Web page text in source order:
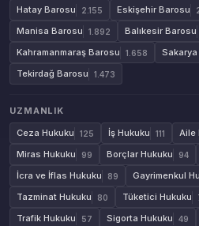
Hatay Barosu 2.155 Eskişehir Barosu
Manisa Barosu 1.892 Balıkesir Barosu
Kahramanmaraş Barosu 1.658
Tekirdağ Barosu 1.473
UZMANLIK
Ceza Hukuku
125 İş Hukuku 111 Aile
Miras Hukuku 99 Borçlar Hukuku 94
İcra ve İflas Hukuku 89 Gayrimenkul
Tazminat Hukuku 80 Tüketici Hukuku
Trafik Hukuku 57 Sigorta Hukuku 49